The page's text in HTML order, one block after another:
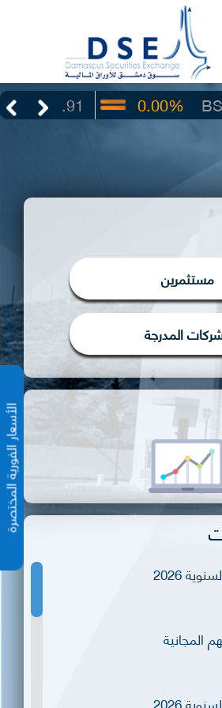
BSO
0.00%
الأسعار
مستثمرين
المدرجة
2026
المجانية